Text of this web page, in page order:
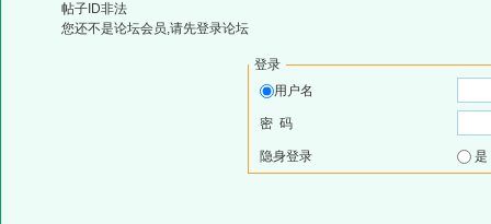
帖子ID非法
您还不是论坛会员,请先登录论坛
登录
用户名
密 码
隐身登录